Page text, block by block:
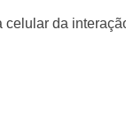
da